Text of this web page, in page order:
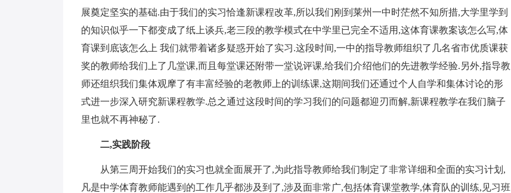
展奠定坚实的基础.由于我们的实习恰逢新课程改革,所以我们刚到莱州一中时茫然不知所措,大学里学到
的知识似乎一下都变成了纸上谈兵,老三段的教学模式在中学里已完全不适用,这体育课教案该怎么写,体
育课到底该怎么上 我们就带着诸多疑惑开始了实习.这段时间,一中的指导教师组织了几名省市优质课获
奖的教师给我们上了几堂课,而且每堂课还附带一堂说评课,给我们介绍他们的先进教学经验.另外,指导教
师还组织我们集体观摩了有丰富经验的老教师上的训练课,这期间我们还通过个人自学和集体讨论的形
式进一步深入研究新课程教学.总之通过这段时间的学习我们的问题都迎刃而解,新课程教学在我们脑子
里也就不再神秘了.
二,实践阶段
从第三周开始我们的实习也就全面展开了,为此指导教师给我们制定了非常详细和全面的实习计划,
凡是中学体育教师能遇到的工作几乎都涉及到了,涉及面非常广,包括体育课堂教学,体育队的训练,见习班